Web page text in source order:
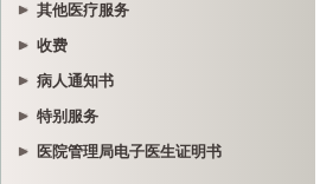
其他医疗服务
收费
病人通知书
特别服务
医院管理局电子医生证明书